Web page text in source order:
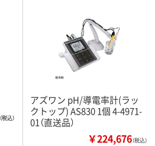
アズワン pH/導電率計(ラッ
クトップ) AS830 1個 4-4971-
01（直送品）
￥224,676（税込）